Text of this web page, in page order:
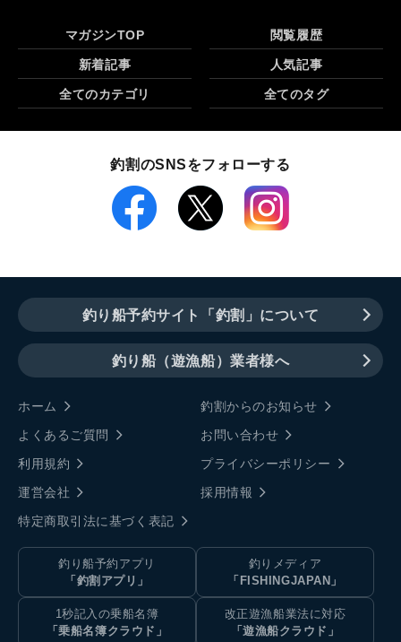
マガジンTOP 閲覧履歴
新着記事 人気記事
全てのカテゴリ 全てのタグ
釣割のSNSをフォローする
釣り船予約サイト「釣割」について
釣り船（遊漁船）業者様へ
ホーム
釣割からのお知らせ
よくあるご質問
お問い合わせ
利用規約
プライバシーポリシー
運営会社
採用情報
特定商取引法に基づく表記
釣り船予約アプリ
「釣割アプリ」
釣りメディア
「FISHINGJAPAN」
1秒記入の乗船名簿
「乗船名簿クラウド」
改正遊漁船業法に対応
「遊漁船クラウド」